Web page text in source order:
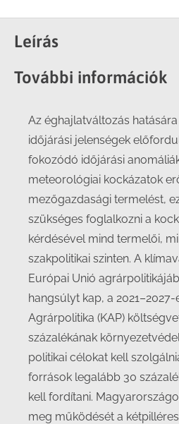
Facebook
X
Leírás
További információk
Az éghajlatváltozás
időjárási jelenségek
fokozódó időjárási
meteorológiai kockázatok
mezőgazdasági termelést,
szükséges foglalkozni a
kérdésével mind termelői,
szakpolitikai szinten. A
Európai Unió
hangsúlyt kap, a
Agrárpolitika (KAP)
százalékának
politikai célokat kell
források legalább 30
kell fordítani.
meg működését a